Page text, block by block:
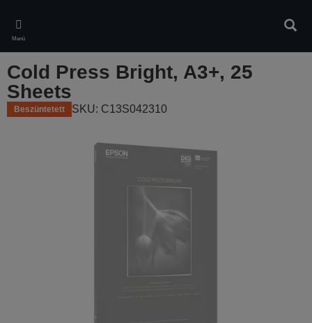
main
content
Menü
Cold Press Bright, A3+, 25
Sheets
Beszüntetett SKU: C13S042310